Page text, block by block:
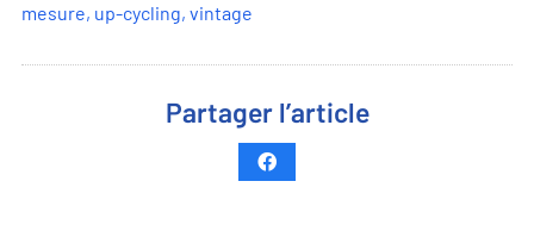
mesure, up-cycling, vintage
Partager l’article